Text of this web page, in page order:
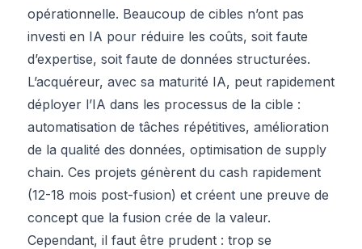
opérationnelle. Beaucoup de cibles n’ont pas
investi en IA pour réduire les coûts, soit faute
d’expertise, soit faute de données structurées.
L’acquéreur, avec sa maturité IA, peut rapidement
déployer l’IA dans les processus de la cible :
automatisation de tâches répétitives, amélioration
de la qualité des données, optimisation de supply
chain. Ces projets génèrent du cash rapidement
(12-18 mois post-fusion) et créent une preuve de
concept que la fusion crée de la valeur.
Cependant, il faut être prudent : trop se